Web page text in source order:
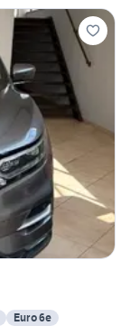
Euro 6e